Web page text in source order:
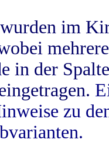
im
in der
zu